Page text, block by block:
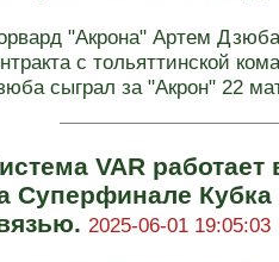
"Акрона" Артем
с тольяттинской
сыграл за "Акрон" 22
VAR
Суперфинале
2025-06-01 19:05:03